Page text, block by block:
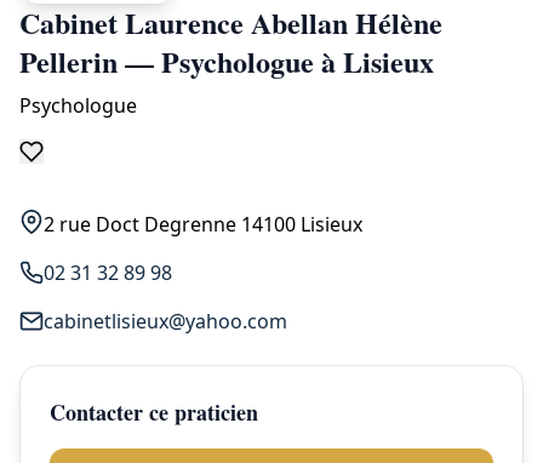
Cabinet Laurence Abellan Hélène
Pellerin — Psychologue à Lisieux
Psychologue
2 rue Doct Degrenne 14100 Lisieux
02 31 32 89 98
cabinetlisieux@yahoo.com
Contacter ce praticien